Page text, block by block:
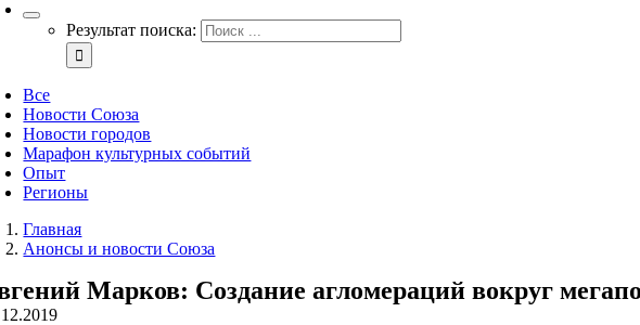
Результат поиска:
Все
Новости Союза
Новости городов
Марафон культурных событий
Опыт
Регионы
Главная
Анонсы и новости Союза
Марков: Создание агломераций вокруг